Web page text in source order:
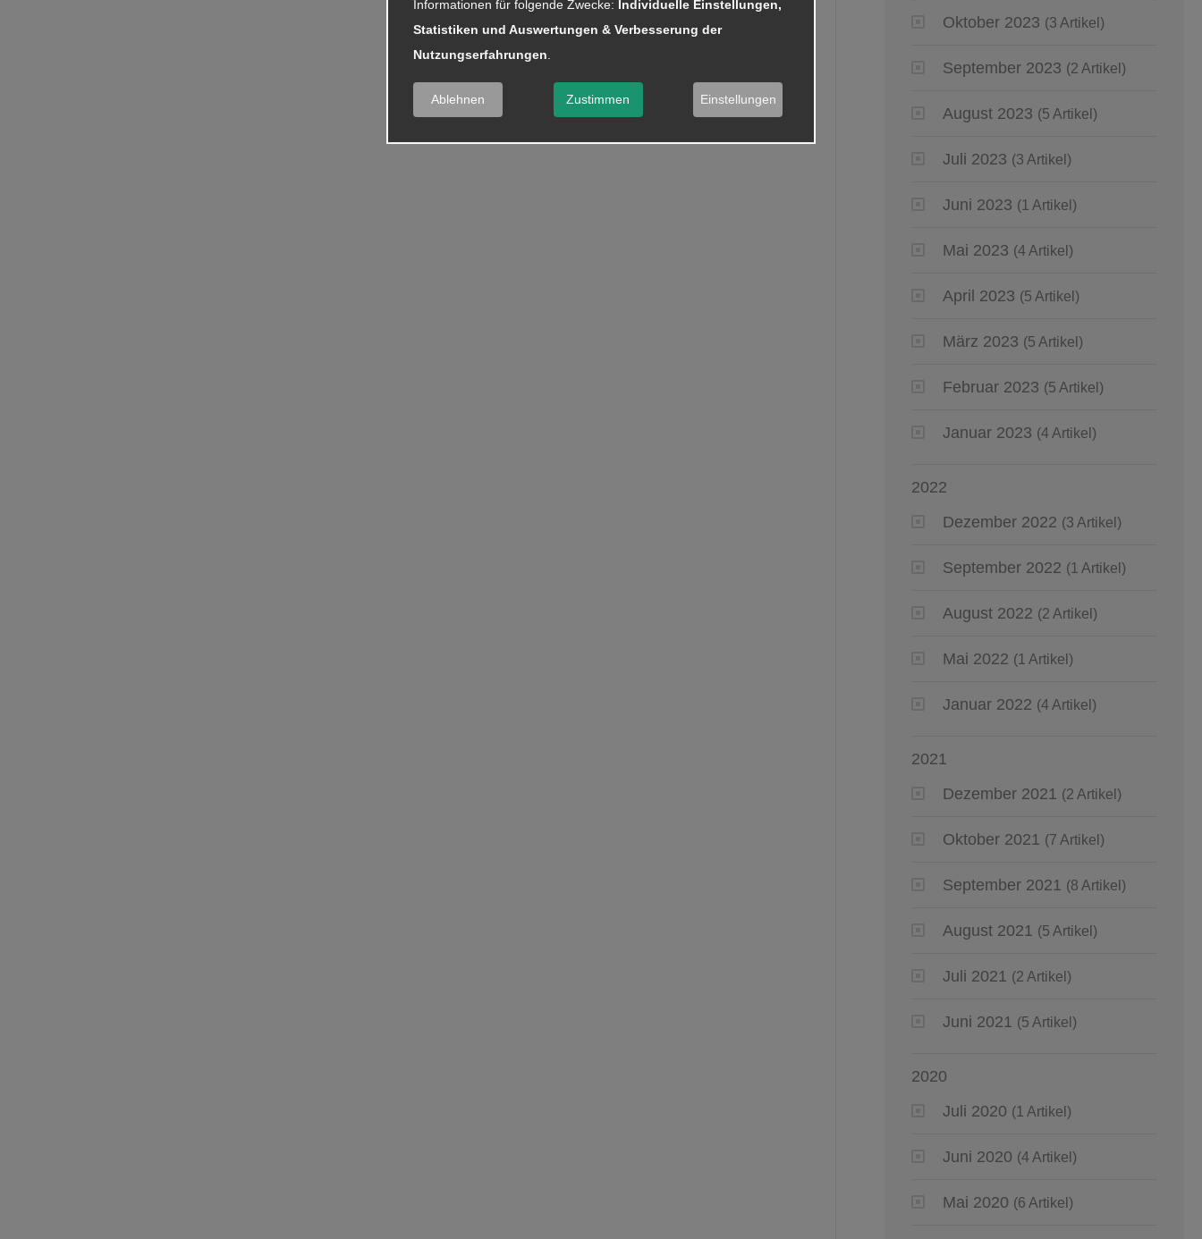
Oktober 2023 (3 Artikel)
September 2023 (2 Artikel)
August 2023 (5 Artikel)
Juli 2023 (3 Artikel)
Juni 2023 (1 Artikel)
Mai 2023 (4 Artikel)
April 2023 (5 Artikel)
März 2023 (5 Artikel)
Februar 2023 (5 Artikel)
Januar 2023 (4 Artikel)
2022
Dezember 2022 (3 Artikel)
September 2022 (1 Artikel)
August 2022 (2 Artikel)
Mai 2022 (1 Artikel)
Januar 2022 (4 Artikel)
2021
Dezember 2021 (2 Artikel)
Oktober 2021 (7 Artikel)
September 2021 (8 Artikel)
August 2021 (5 Artikel)
Juli 2021 (2 Artikel)
Juni 2021 (5 Artikel)
2020
Juli 2020 (1 Artikel)
Juni 2020 (4 Artikel)
Mai 2020 (6 Artikel)
Informationen für folgende Zwecke: Individuelle Einstellungen,
Statistiken und Auswertungen & Verbesserung der
Nutzungserfahrungen
Ablehnen Zustimmen Einstellungen